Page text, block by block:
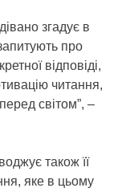
згадує в
про
відповіді,
читання,
світом”, –
також її
яке в цьому